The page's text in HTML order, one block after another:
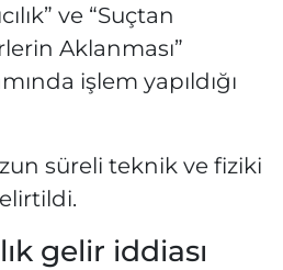
ve “Suçtan
Aklanması”
işlem yapıldığı
süreli teknik ve fiziki
gelir iddiası